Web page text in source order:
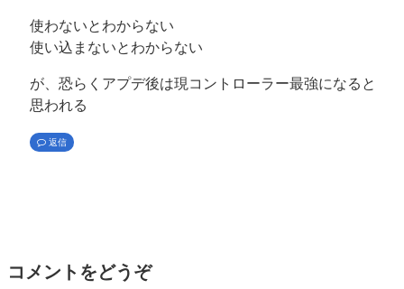
使わないとわからない
使い込まないとわからない
が、恐らくアプデ後は現コントローラー最強になると
思われる
返信
コメントをどうぞ